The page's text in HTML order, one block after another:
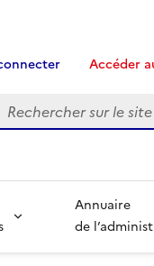
Accéder
Recherche
Annuaire
de